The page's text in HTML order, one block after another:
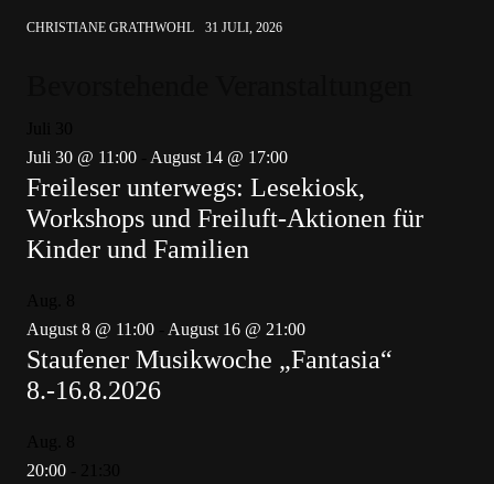
CHRISTIANE GRATHWOHL 31 JULI, 2026
Juli 30 @ 11:00
August 14 @ 17:00
Freileser unterwegs: Lesekiosk,
Workshops und Freiluft-Aktionen für
Kinder und Familien
August 8 @ 11:00
August 16 @ 21:00
Staufener Musikwoche „Fantasia“
8.-16.8.2026
20:00